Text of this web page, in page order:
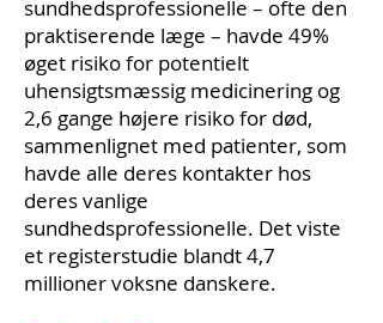
sundhedsprofessionelle – ofte den
praktiserende læge – havde 49%
øget risiko for potentielt
uhensigtsmæssig medicinering og
2,6 gange højere risiko for død,
sammenlignet med patienter, som
havde alle deres kontakter hos
deres vanlige
sundhedsprofessionelle. Det viste
et registerstudie blandt 4,7
millioner voksne danskere.